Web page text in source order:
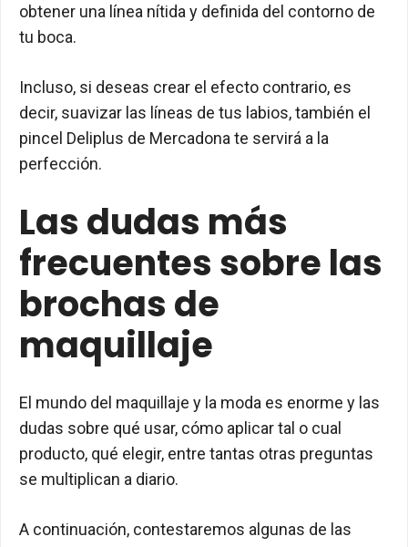
obtener una línea nítida y definida del contorno de
tu boca.
Incluso, si deseas crear el efecto contrario, es
decir, suavizar las líneas de tus labios, también el
pincel Deliplus de Mercadona te servirá a la
perfección.
Las dudas más
frecuentes sobre las
brochas de
maquillaje
El mundo del maquillaje y la moda es enorme y las
dudas sobre qué usar, cómo aplicar tal o cual
producto, qué elegir, entre tantas otras preguntas
se multiplican a diario.
A continuación, contestaremos algunas de las